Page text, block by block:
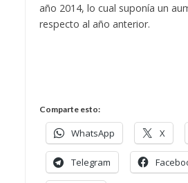
año 2014, lo cual suponía un
respecto al año anterior.
Comparte esto:
WhatsApp X
Telegram